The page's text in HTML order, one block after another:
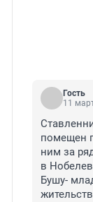
Гость
11
помещен
ним за
в
Бушу-